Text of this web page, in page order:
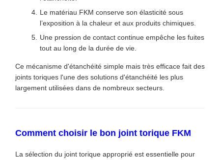
Le matériau FKM conserve son élasticité sous
l’exposition à la chaleur et aux produits chimiques.
Une pression de contact continue empêche les fuites
tout au long de la durée de vie.
Ce mécanisme d'étanchéité simple mais très efficace fait des
joints toriques l'une des solutions d'étanchéité les plus
largement utilisées dans de nombreux secteurs.
Comment choisir le bon joint torique FKM
La sélection du joint torique approprié est essentielle pour